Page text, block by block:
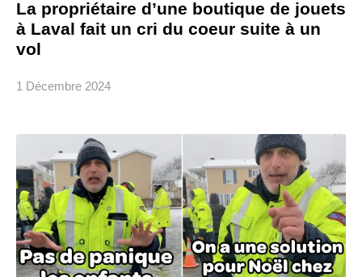
La propriétaire d’une boutique de jouets
à Laval fait un cri du coeur suite à un
vol
1 Décembre 2024